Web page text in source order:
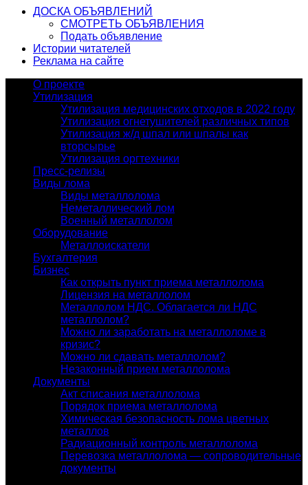
ДОСКА ОБЪЯВЛЕНИЙ
СМОТРЕТЬ ОБЪЯВЛЕНИЯ
Подать объявление
Истории читателей
Реклама на сайте
О проекте
Утилизация
Утилизация медицинских отходов в 2022 году
Утилизация огнетушителей различных типов
Утилизация ж/д шпал или шпалы как
вторсырье
Утилизация оргтехники
Пресс-релизы
Виды лома
Виды металлолома
Неметаллический лом
Военный металлолом
Оборудование
Металлоискатели
Бухгалтерия
Бизнес
Как открыть пункт приема металлолома
Лицензия на металлолом
Металлолом НДС. Облагается ли НДС
металлолом?
Можно ли заработать на металлоломе в
кризис?
Можно ли сдавать металлолом?
Незаконный прием металлолома
Документы
Акт списания металлолома
Порядок приема металлолома
Химическая безопасность лома цветных
металлов
Радиационный контроль металлолома
Перевозка металлолома — сопроводительные
документы